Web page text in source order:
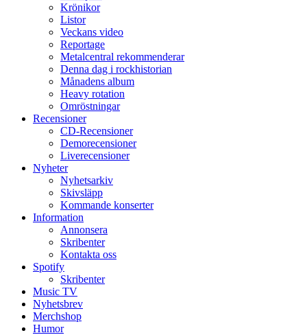
Krönikor
Listor
Veckans video
Reportage
Metalcentral rekommenderar
Denna dag i rockhistorian
Månadens album
Heavy rotation
Omröstningar
Recensioner
CD-Recensioner
Demorecensioner
Liverecensioner
Nyheter
Nyhetsarkiv
Skivsläpp
Kommande konserter
Information
Annonsera
Skribenter
Kontakta oss
Spotify
Skribenter
Music TV
Nyhetsbrev
Merchshop
Humor